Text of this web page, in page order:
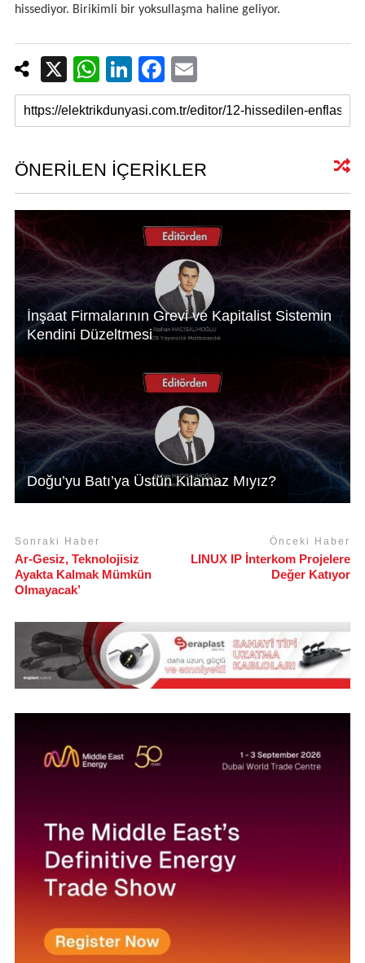
hissediyor. Birikimli bir yoksullaşma haline geliyor.
X
W
h
at
A
p
Li
n
k
dI
n
F
a
c
b
o
o
k
m
ail
ÖNERİLEN İÇERİKLER
İnşaat Firmalarının Grevi ve Kapitalist Sistemin
Kendini Düzeltmesi
Doğu’yu Batı’ya Üstün Kılamaz Mıyız?
Sonraki Haber
Ar-Gesiz, Teknolojisiz
Ayakta Kalmak Mümkün
Olmayacak’
Önceki Haber
LINUX IP İnterkom Projelere
Değer Katıyor